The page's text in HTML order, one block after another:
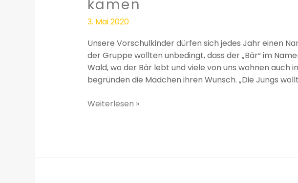
kamen
3. Mai 2020
Unsere Vorschulkinder dürfen sich jedes Jahr einen
der Gruppe wollten unbedingt, dass der „Bär“ im
Wald, wo der Bär lebt und viele von uns wohnen auch
begründen die Mädchen ihren Wunsch. „Die Jungs
Weiterlesen »